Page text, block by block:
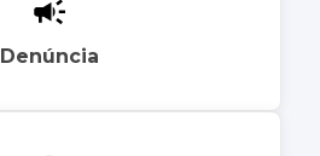
Denúncia